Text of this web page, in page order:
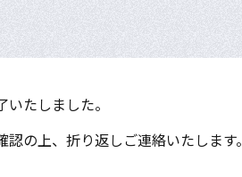
たしました。
の上、折り返しご連絡いたします。